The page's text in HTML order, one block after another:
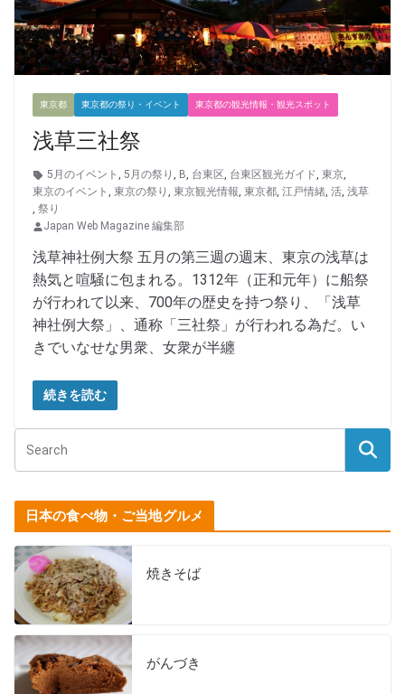
東京都 東京都の祭り・イベント 東京都の観光情報・観光スポット
浅草三社祭
5月のイベント , 5月の祭り , B, 台東区, 台東区観光ガイド, 東京,
東京のイベント , 東京の祭り , 東京観光情報, 東京都, 江戸情緒, 活, 浅草
, 祭り
Japan Web Magazine 編集部
浅草神社例大祭 五月の第三週の週末、東京の浅草は
熱気と喧騒に包まれる。1312年（正和元年）に船祭
が行われて以来、700年の歴史を持つ祭り、「浅草
神社例大祭」、通称「三社祭」が行われる為だ。い
きでいなせな男衆、女衆が半纏
続きを読む
日本の食べ物・ご当地グルメ
焼きそば
がんづき